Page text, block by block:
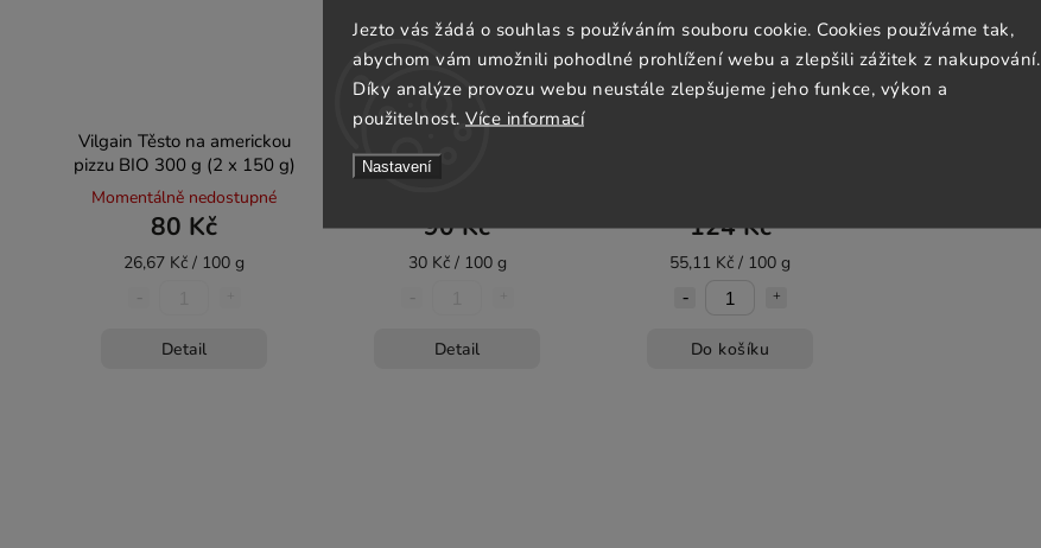
Jezto vás žádá o souhlas s používáním souboru cookie. Cookies používáme tak,
abychom vám umožnili pohodlné prohlížení webu a zlepšili zážitek z nakupování.
Díky analýze provozu webu neustále zlepšujeme jeho funkce, výkon a
použitelnost. Více informací
Nastavení
Vilgain Těsto na americkou
pizzu BIO 300 g (2 x 150 g)
Momentálně nedostupné
80 Kč
26,67 Kč / 100 g
Detail
pizzu BIO 300 g (2 x 150 g)
90 Kč
30 Kč / 100 g
Detail
124 Kč
55,11 Kč / 100 g
Do košíku